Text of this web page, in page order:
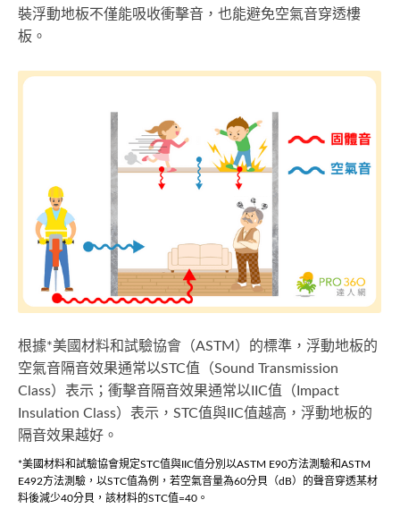
裝浮動地板不僅能吸收衝擊音，也能避免空氣音穿透樓
板。
根據*美國材料和試驗協會（ASTM）的標準，浮動地板的
空氣音隔音效果通常以STC值（Sound Transmission
Class）表示；衝擊音隔音效果通常以IIC值（Impact
Insulation Class）表示，STC值與IIC值越高，浮動地板的
隔音效果越好。
*美國材料和試驗協會規定STC值與IIC值分別以ASTM E90方法測驗和ASTM
E492方法測驗，以STC值為例，若空氣音量為60分貝（dB）的聲音穿透某材
料後減少40分貝，該材料的STC值=40。